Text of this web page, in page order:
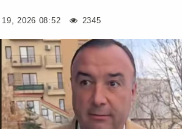
19, 2026 08:52 2345